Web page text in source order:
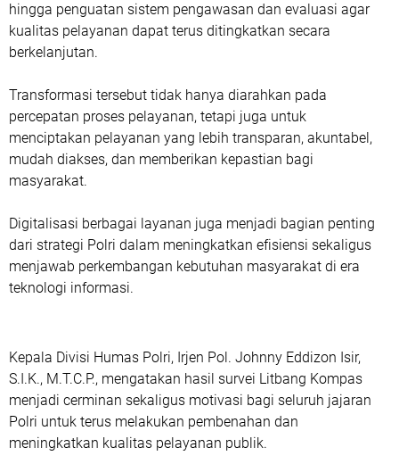
hingga penguatan sistem pengawasan dan evaluasi agar
kualitas pelayanan dapat terus ditingkatkan secara
berkelanjutan.
Transformasi tersebut tidak hanya diarahkan pada
percepatan proses pelayanan, tetapi juga untuk
menciptakan pelayanan yang lebih transparan, akuntabel,
mudah diakses, dan memberikan kepastian bagi
masyarakat.
Digitalisasi berbagai layanan juga menjadi bagian penting
dari strategi Polri dalam meningkatkan efisiensi sekaligus
menjawab perkembangan kebutuhan masyarakat di era
teknologi informasi.
Kepala Divisi Humas Polri, Irjen Pol. Johnny Eddizon Isir,
S.I.K., M.T.C.P., mengatakan hasil survei Litbang Kompas
menjadi cerminan sekaligus motivasi bagi seluruh jajaran
Polri untuk terus melakukan pembenahan dan
meningkatkan kualitas pelayanan publik.